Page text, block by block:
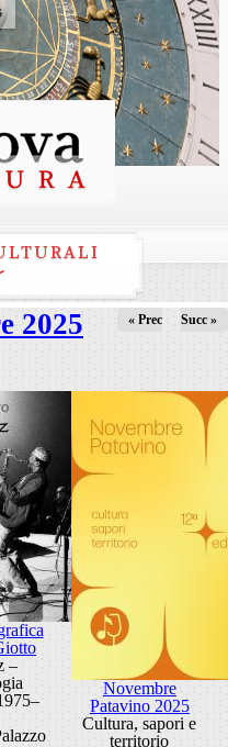
2025 « Prec Succ »
–
Novembre
Patavino 2025
Cultura, sapori e
territorio